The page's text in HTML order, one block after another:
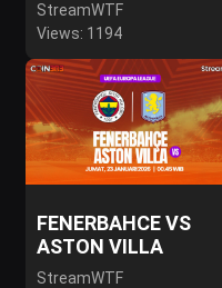
StreamWTF
Views: 1194
FENERBAHCE VS
ASTON VILLA
StreamWTF